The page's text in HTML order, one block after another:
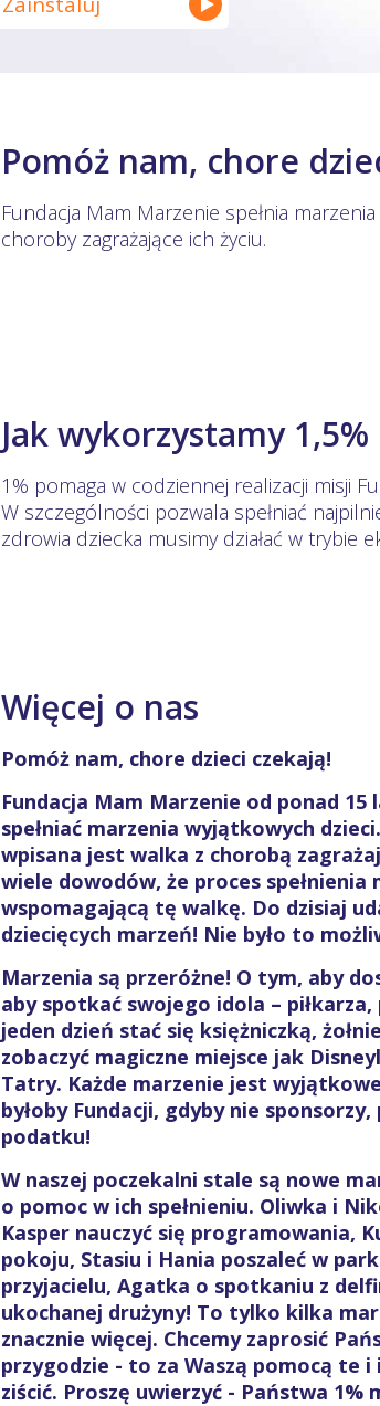
Pomóż nam, chore
Fundacja Mam Marzenie spełnia
choroby zagrażające ich życiu.
Jak wykorzystamy 1,5%
1% pomaga w codziennej realizacji misji
W szczególności pozwala spełniać
zdrowia dziecka musimy działać w trybie
Więcej o nas
Pomóż nam, chore dzieci czekają!
Fundacja Mam Marzenie od ponad
spełniać marzenia wyjątkowych
wpisana jest walka z chorobą
wiele dowodów, że proces
wspomagającą tę walkę. Do dzisiaj
dziecięcych marzeń! Nie było to
Marzenia są przeróżne! O tym, aby
aby spotkać swojego idola –
jeden dzień stać się księżniczką,
zobaczyć magiczne miejsce jak
Tatry. Każde marzenie jest
byłoby Fundacji, gdyby nie
podatku!
W naszej poczekalni stale są nowe
o pomoc w ich spełnieniu. Oliwka i
Kasper nauczyć się programowania,
pokoju, Stasiu i Hania poszaleć w
przyjacielu, Agatka o spotkaniu z
ukochanej drużyny! To tylko kilka
znacznie więcej. Chcemy zaprosić
przygodzie - to za Waszą pomocą te i
ziścić. Proszę uwierzyć - Państwa 1%